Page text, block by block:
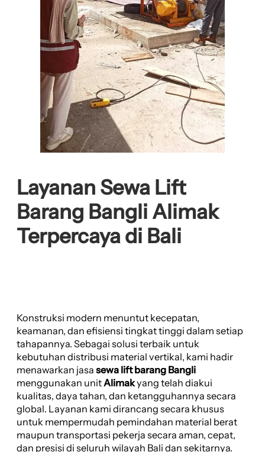
Layanan Sewa Lift
Barang Bangli Alimak
Terpercaya di Bali
Konstruksi modern menuntut kecepatan,
keamanan, dan efisiensi tingkat tinggi dalam setiap
tahapannya. Sebagai solusi terbaik untuk
kebutuhan distribusi material vertikal, kami hadir
menawarkan jasa sewa lift barang Bangli
menggunakan unit Alimakyang telah diakui
kualitas, daya tahan, dan ketangguhannya secara
global. Layanan kami dirancang secara khusus
untuk mempermudah pemindahan material berat
maupun transportasi pekerja secara aman, cepat,
dan presisi di seluruh wilayah Bali dan sekitarnya.